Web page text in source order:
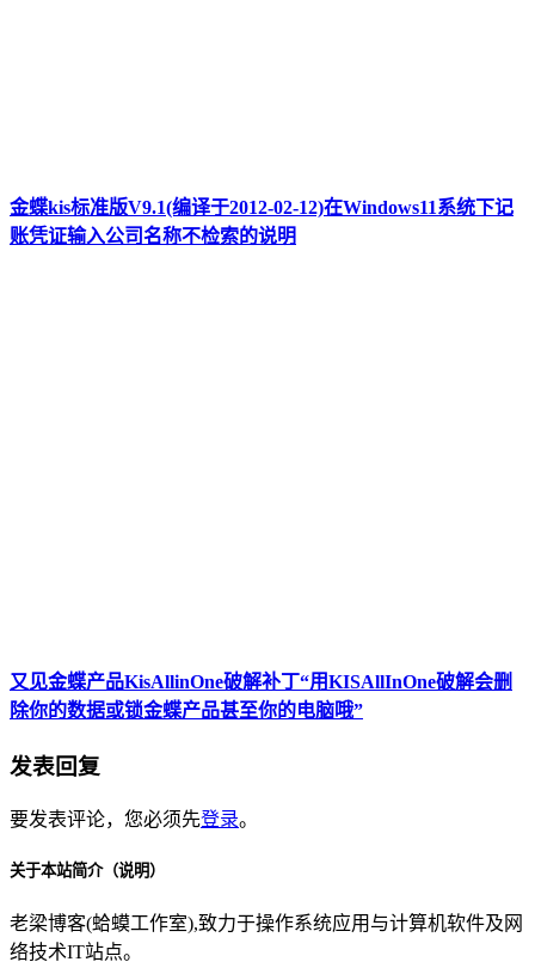
金蝶kis标准版V9.1(编译于2012-02-12)在Windows11系统下记
账凭证输入公司名称不检索的说明
又见金蝶产品KisAllinOne破解补丁“用KISAllInOne破解会删
除你的数据或锁金蝶产品甚至你的电脑哦”
发表回复
要发表评论，您必须先登录。
关于本站简介（说明）
老梁博客(蛤蟆工作室),致力于操作系统应用与计算机软件及网
络技术IT站点。